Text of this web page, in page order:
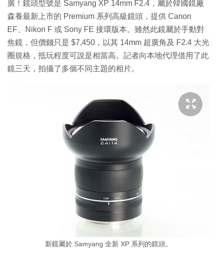
廣！鏡頭型號是 Samyang XP 14mm F2.4，屬於韓國鏡廠
森養最新上市的 Premium 系列高級鏡頭，提供 Canon
EF、Nikon F 或 Sony FE 接環版本。雖然此鏡屬於手動對
焦鏡，但價錢只是 $7,450，以其 14mm 超廣角及 F2.4 大光
圈規格，抵玩程度可說是相當高。記者向本地代理借用了此
鏡三天，拍攝了多個不同主題的相片。
新鏡屬於 Samyang 全新 XP 系列的鏡頭。